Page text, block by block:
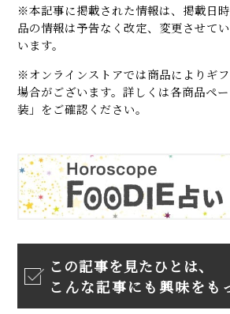
※本記事に掲載された情報は、掲載日
品の情報は予告なく改定、変更させて
います。
※オンラインストアでは商品によりギ
場合がございます。詳しくは各商品ペ
装」をご確認ください。
この記事を見たひとは、
こんな記事にも興味をも